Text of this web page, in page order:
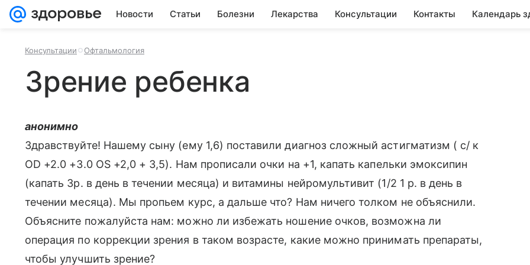
Новости Статьи Болезни Лекарства Консультации Контакты Календарь
Консультации Офтальмология
Зрение ребенка
анонимно
Здравствуйте! Нашему сыну (ему 1,6) поставили диагноз сложный астигматизм ( с/ к
ОD +2.0 +3.0 OS +2,0 + 3,5). Нам прописали очки на +1, капать капельки эмоксипин
(капать 3р. в день в течении месяца) и витамины нейромультивит (1/2 1 р. в день в
течении месяца). Мы пропьем курс, а дальше что? Нам ничего толком не объяснили.
Объясните пожалуйста нам: можно ли избежать ношение очков, возможна ли
операция по коррекции зрения в таком возрасте, какие можно принимать препараты,
чтобы улучшить зрение?